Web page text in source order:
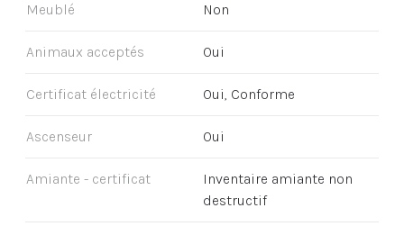
Meublé Non
Animaux acceptés Oui
Certificat électricité Oui, Conforme
Ascenseur Oui
Amiante - certificat
Inventaire amiante non
destructif